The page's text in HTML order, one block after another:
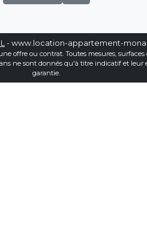
- www.location-appartement-
offre ou contrat. Toutes mesures, surfaces
ne sont donnés qu'à titre indicatif et leur
garantie.